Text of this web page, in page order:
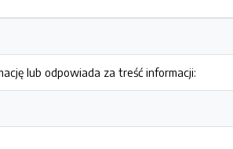
lub odpowiada za treść informacji: